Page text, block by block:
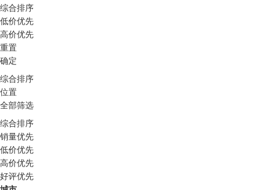
综合排序
低价优先
高价优先
重置
确定
综合排序
位置
全部筛选
综合排序
销量优先
低价优先
高价优先
好评优先